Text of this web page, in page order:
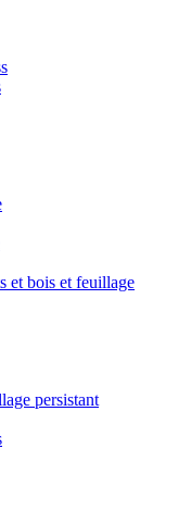
et bois et feuillage
persistant